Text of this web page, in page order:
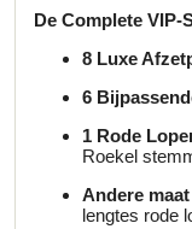
De Complete VIP-
8 Luxe
6
1 Rode
Roekel
Andere
lengtes rode